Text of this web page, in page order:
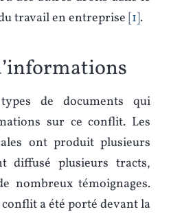
travail en entreprise 1 .
de documents qui
sur ce conflit. Les
ont produit plusieurs
diffusé plusieurs tracts,
nombreux témoignages.
a été porté devant la